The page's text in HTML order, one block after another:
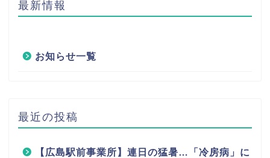
最新情報
お知らせ一覧
最近の投稿
【広島駅前事業所】連日の猛暑…「冷房病」に